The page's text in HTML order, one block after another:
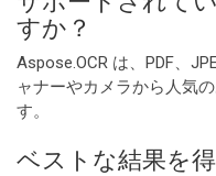
すか？
Aspose.OCR は、PDF、
ャナーやカメラから人気
す。
ベストな結果を